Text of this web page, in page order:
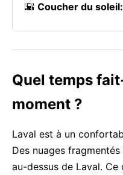
🌇 Coucher du soleil:
Quel temps
moment ?
Laval est à un
Des nuages
au-dessus de Laval.